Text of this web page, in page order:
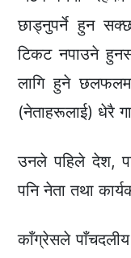
छाड्नुपर्ने हुन
टिकट नपाउने
लागि हुने
(नेताहरूलाई) धेरै
उनले पहिले देश,
पनि नेता तथा
काँग्रेसले